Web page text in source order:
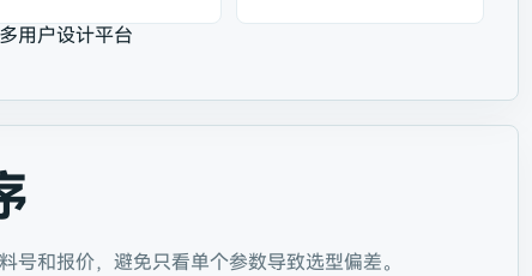
多用户设计平台
号和报价，避免只看单个参数导致选型偏差。